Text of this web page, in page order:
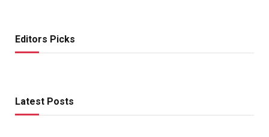
Editors Picks
Latest Posts